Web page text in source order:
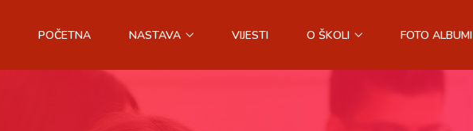
POČETNA NASTAVA VIJESTI O ŠKOLI FOTO ALBUMI